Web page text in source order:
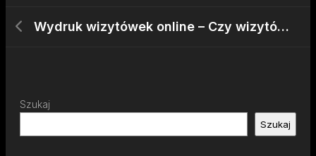
Wydruk wizytówek online – Czy wizytówki przetrwały próbę czasu? Tani druk wizytówek online
Szukaj
Szukaj